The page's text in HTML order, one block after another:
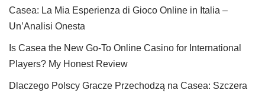
Casea: La Mia Esperienza di Gioco Online in Italia –
Un’Analisi Onesta
Is Casea the New Go-To Online Casino for International
Players? My Honest Review
Dlaczego Polscy Gracze Przechodzą na Casea: Szczera